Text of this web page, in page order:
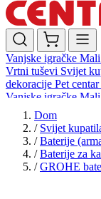
Vanjske igračke Mali
Vrtni tuševi Svijet
dekoracije Pet centar
Vanjske igračke Mali
Vrtni tuševi
dekoracijePet centar
Dom
/ Svijet
/ Baterije
/ Baterije za
/ GROHE